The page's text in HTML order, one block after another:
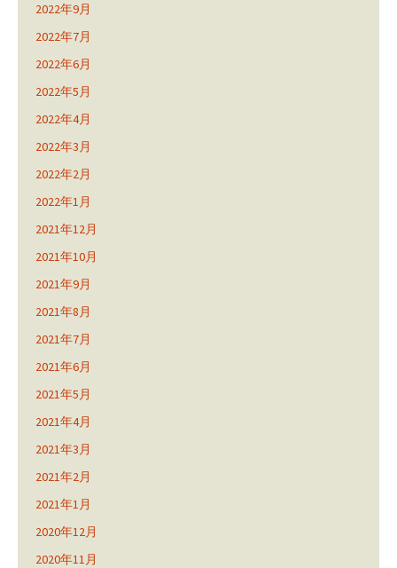
2022年9月
2022年7月
2022年6月
2022年5月
2022年4月
2022年3月
2022年2月
2022年1月
2021年12月
2021年10月
2021年9月
2021年8月
2021年7月
2021年6月
2021年5月
2021年4月
2021年3月
2021年2月
2021年1月
2020年12月
2020年11月